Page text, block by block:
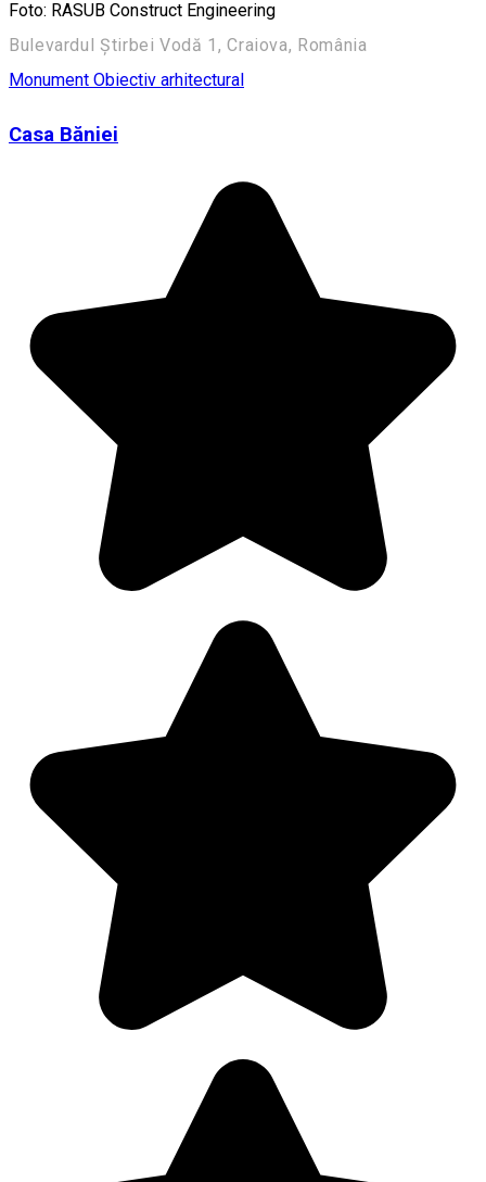
Foto: RASUB Construct Engineering
Bulevardul Știrbei Vodă 1, Craiova, România
Monument Obiectiv arhitectural
Casa Băniei